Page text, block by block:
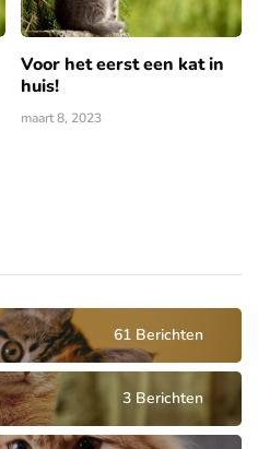
Voor het eerst een kat in
huis!
maart 8, 2023
61 Berichten
3 Berichten